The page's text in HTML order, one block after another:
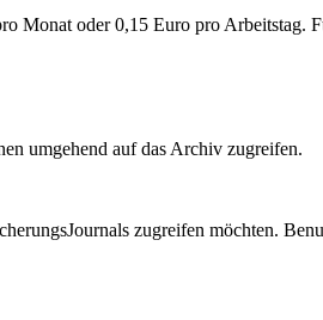
Monat oder 0,15 Euro pro Arbeitstag.
umgehend auf das Archiv zugreifen.
zugreifen möchten.